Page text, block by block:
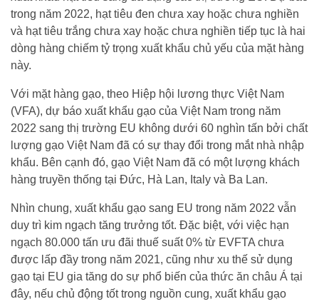
trong năm 2022, hạt tiêu đen chưa xay hoặc chưa nghiền
và hạt tiêu trắng chưa xay hoặc chưa nghiền tiếp tục là hai
dòng hàng chiếm tỷ trọng xuất khẩu chủ yếu của mặt hàng
này.
Với mặt hàng gạo, theo Hiệp hội lương thực Việt Nam
(VFA), dự báo xuất khẩu gạo của Việt Nam trong năm
2022 sang thị trường EU không dưới 60 nghìn tấn bởi chất
lượng gạo Việt Nam đã có sự thay đổi trong mắt nhà nhập
khẩu. Bên cạnh đó, gạo Việt Nam đã có một lượng khách
hàng truyền thống tại Đức, Hà Lan, Italy và Ba Lan.
Nhìn chung, xuất khẩu gạo sang EU trong năm 2022 vẫn
duy trì kim ngạch tăng trưởng tốt. Đặc biệt, với việc hạn
ngạch 80.000 tấn ưu đãi thuế suất 0% từ EVFTA chưa
được lấp đầy trong năm 2021, cũng như xu thế sử dụng
gạo tại EU gia tăng do sự phổ biến của thức ăn châu Á tại
đây, nếu chủ động tốt trong nguồn cung, xuất khẩu gạo